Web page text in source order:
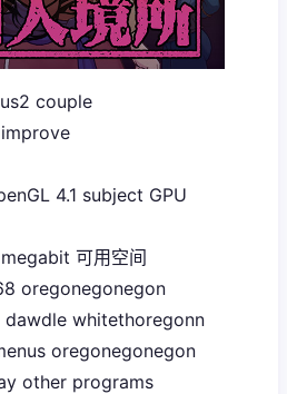
couple
4.1 subject GPU
可用空间
oregonegonegon
whitethoregonn
oregonegonegon
other programs